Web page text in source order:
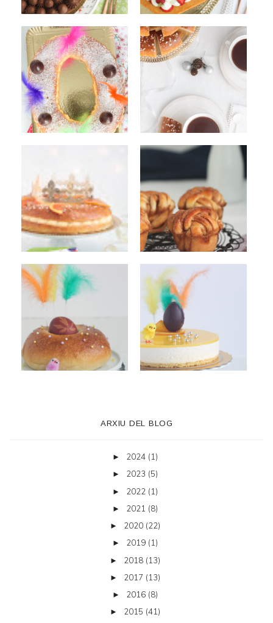
ARXIU DEL BLOG
► 2024 (1)
► 2023 (5)
► 2022 (1)
► 2021 (8)
► 2020 (22)
► 2019 (1)
► 2018 (13)
► 2017 (13)
► 2016 (8)
► 2015 (41)